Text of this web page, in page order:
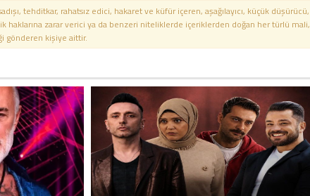
tehditkar, rahatsız edici, hakaret ve küfür içeren, aşağılayıcı, küçük düşürücü,
haklarına zarar verici ya da benzeri niteliklerde içeriklerden doğan her türlü mali,
gönderen kişiye aittir.